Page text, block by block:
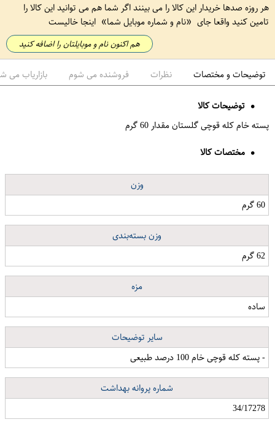
هر روزه صدها خریدار این کالا را می بینند اگر شما هم می توانید این کالا را
تامین کنید واقعا جای
نام و شماره موبایل شما اینجا خالیست
هم اکنون نام و موبایلتان را اضافه کنید
توضیحات و مختصات نظرات فروشنده می شوم بازاریاب می
توضیحات کالا
پسته خام کله قوچی گلستان مقدار 60 گرم
مختصات کالا
وزن
60 گرم
وزن بسته‌بندی
62 گرم
مزه
ساده
سایر توضیحات
- پسته کله قوچی خام 100 درصد طبیعی
شماره پروانه بهداشت
34/17278